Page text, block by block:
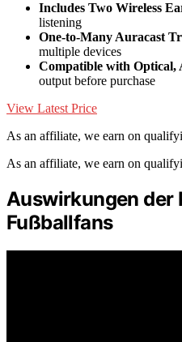
Includes Two Wireless
listening
One-to-Many Auracast
multiple devices
Compatible with Optical,
output before purchase
View Latest Price
As an affiliate, we earn on
As an affiliate, we earn on
Auswirkungen der
Fußballfans